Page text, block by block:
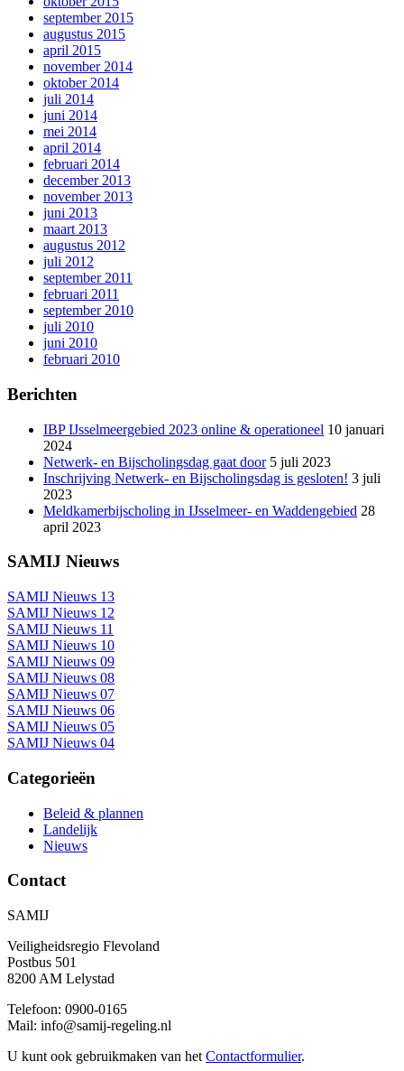
september 2015
augustus 2015
april 2015
november 2014
oktober 2014
juli 2014
juni 2014
mei 2014
april 2014
februari 2014
december 2013
november 2013
juni 2013
maart 2013
augustus 2012
juli 2012
september 2011
februari 2011
september 2010
juli 2010
juni 2010
februari 2010
Berichten
IBP IJsselmeergebied 2023 online & operationeel 10 januari
2024
Netwerk- en Bijscholingsdag gaat door 5 juli 2023
Inschrijving Netwerk- en Bijscholingsdag is gesloten! 3 juli
2023
Meldkamerbijscholing in IJsselmeer- en Waddengebied 28
april 2023
SAMIJ Nieuws
SAMIJ Nieuws 13
SAMIJ Nieuws 12
SAMIJ Nieuws 11
SAMIJ Nieuws 10
SAMIJ Nieuws 09
SAMIJ Nieuws 08
SAMIJ Nieuws 07
SAMIJ Nieuws 06
SAMIJ Nieuws 05
SAMIJ Nieuws 04
Categorieën
Beleid & plannen
Landelijk
Nieuws
Contact
SAMIJ
Veiligheidsregio Flevoland
Postbus 501
8200 AM Lelystad
Telefoon: 0900-0165
Mail: info@samij-regeling.nl
U kunt ook gebruikmaken van het Contactformulier.